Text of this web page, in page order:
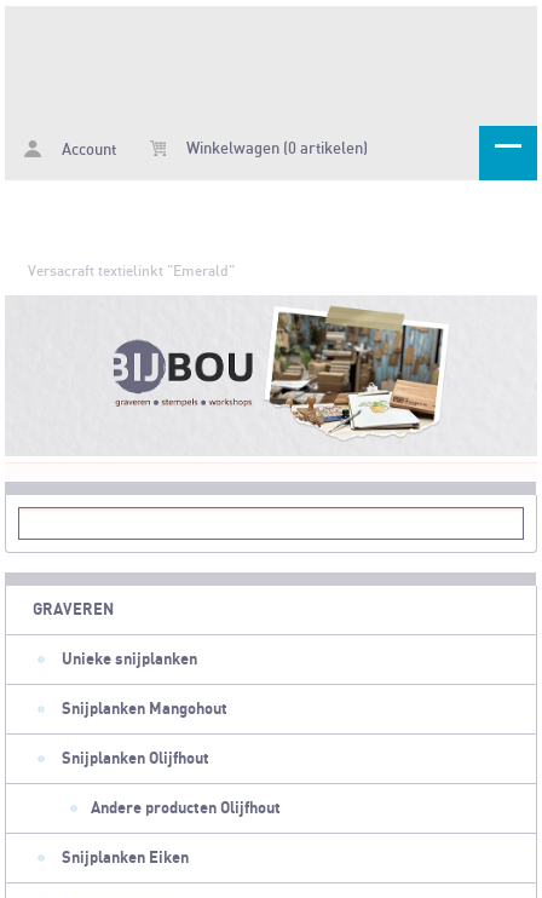
Account Winkelwagen (0 artikelen)
Versacraft textielinkt "Emerald"
GRAVEREN
Unieke snijplanken
Snijplanken Mangohout
Snijplanken Olijfhout
Andere producten Olijfhout
Snijplanken Eiken